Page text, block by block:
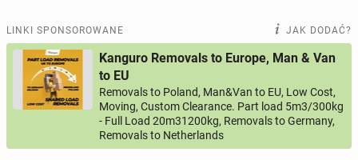
LINKI SPONSOROWANE JAK DODAĆ?
Kanguro Removals to Europe, Man & Van
to EU
Removals to Poland, Man&Van to EU, Low Cost,
Moving, Custom Clearance. Part load 5m3/300kg
- Full Load 20m31200kg, Removals to Germany,
Removals to Netherlands